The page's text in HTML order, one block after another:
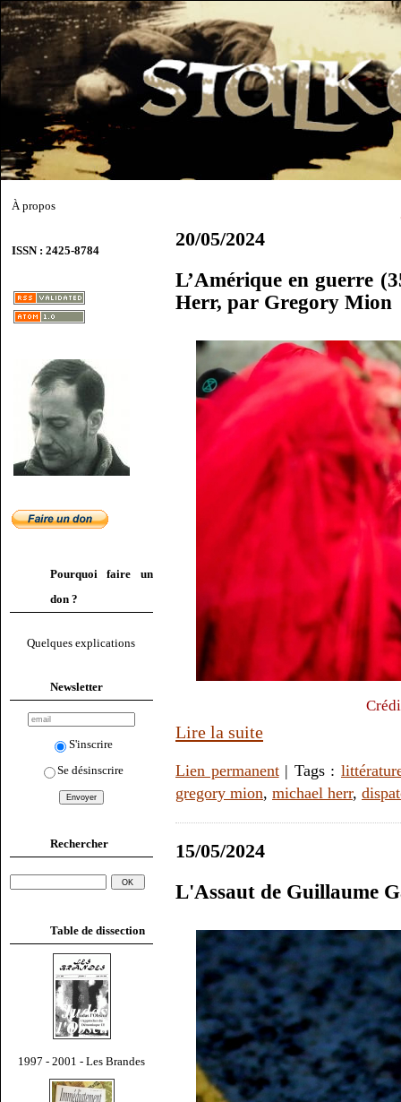
À propos
ISSN : 2425-8784
Pourquoi faire un
don ?
Quelques explications
Newsletter
S'inscrire
Se désinscrire
Rechercher
Table de dissection
1997 - 2001 - Les Brandes
20/05/2024
L’Amérique en guerre
Herr, par Gregory Mion
Lire la suite
Lien permanent| Tags :
gregory mion, michael herr,
15/05/2024
L'Assaut de Guillaume